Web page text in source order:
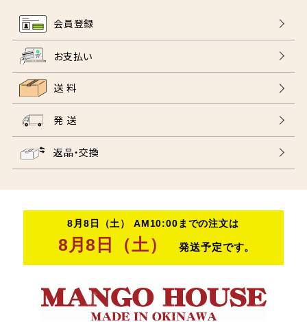
会員登録
お支払い
送 料
発 送
返品・交換